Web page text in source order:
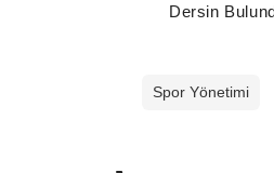
Dersin
Spor Yönetimi